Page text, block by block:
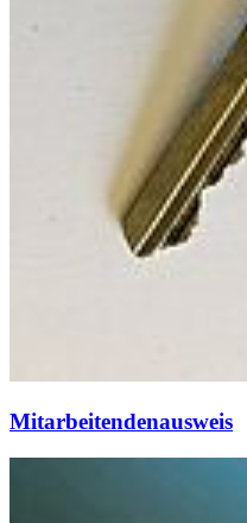
Mitarbeitendenausweis